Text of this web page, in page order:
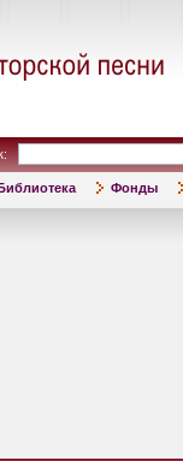
Фонды